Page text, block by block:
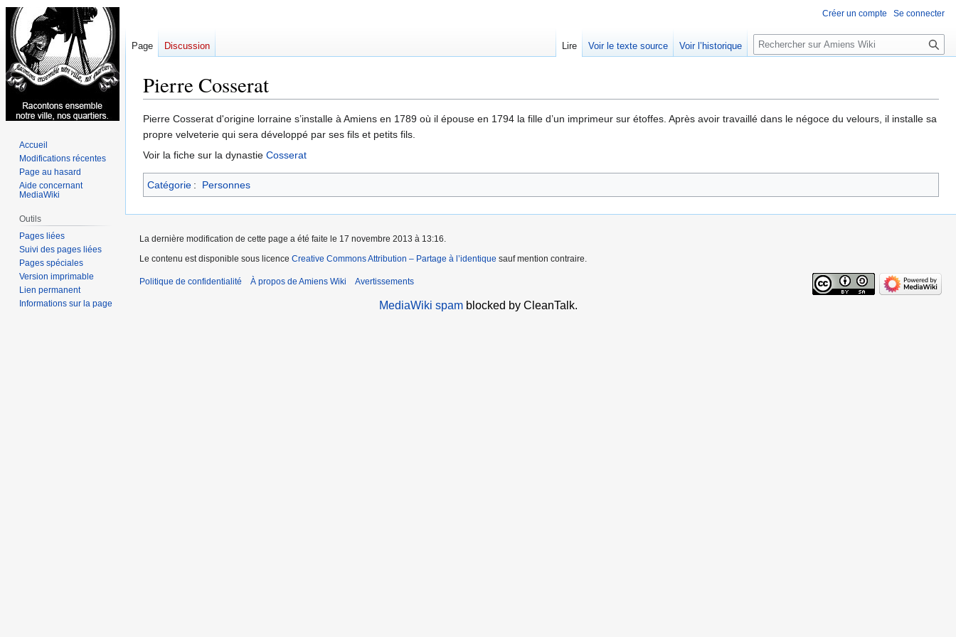
Pierre Cosserat
Aller
à
la
Aller
à
la
Pierre Cosserat d'origine lorraine s’installe à Amiens en 1789 où il épouse en 1794 la fille d’un imprimeur sur étoffes. Après avoir travaillé dans le négoce du velours, il installe sa
propre velveterie qui sera développé par ses fils et petits fils.
Voir la fiche sur la dynastie Cosserat
Catégorie : Personnes
Créer un compte Se connecter
Page Discussion Lire Voir le texte source Voir l’historique
Rechercher
Accueil
Modifications récentes
Page au hasard
Aide concernant
MediaWiki
Outils
Pages liées
Suivi des pages liées
Pages spéciales
Version imprimable
Lien permanent
Informations sur la page
La dernière modification de cette page a été faite le 17 novembre 2013 à 13:16.
Le contenu est disponible sous licence Creative Commons Attribution – Partage à l’identique sauf mention contraire.
Politique de confidentialité À propos de Amiens Wiki Avertissements
MediaWiki spamblocked by CleanTalk.